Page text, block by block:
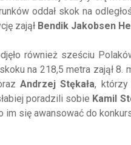
oddał skok na
zajął Bendik Jakobsen
również sześciu
na 218,5 metra zajął
Andrzej Stękała, którzy
poradzili sobie Kamil
im się awansować do